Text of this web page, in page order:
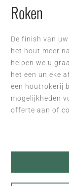
Roken
De finish van
het hout meer
helpen we u
het een unieke
een houtrokerij
mogelijkheden
offerte aan of